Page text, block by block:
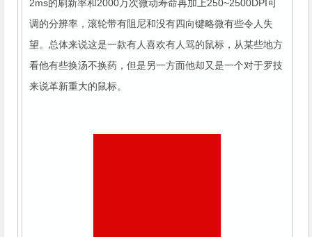
2ms的刷新率和2000万次微动寿命再加上250~2500DPI可
调的分辨率，滚轮带有阻尼和没有四向键略微有些令人失
望。总体来说这是一款有人喜欢有人骂的鼠标，从某些地方
看他有些换汤不换药，但是另一方面他却又是一个对于罗技
来说革新重大的鼠标。